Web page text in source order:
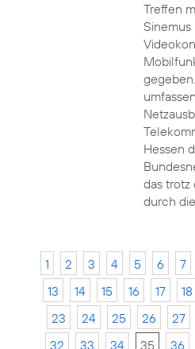
Treffen
Sinemus
Hessen
das trotz
durch
1 2 3 4 5 6 7
13
14 15 16 17 18
23
24 25 26 27
32
33 34 35 36